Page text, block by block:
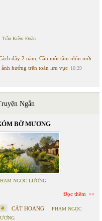
Trần Kiêm Đoàn
đây 2 năm, Cần một tầm nhìn mới:
hưởng trên toàn lưu vực 10:29
Ngắn
BỜ MƯƠNG
NGỌC LƯƠNG
Đọc thêm
CÁT HOANG
PHẠM NGỌC